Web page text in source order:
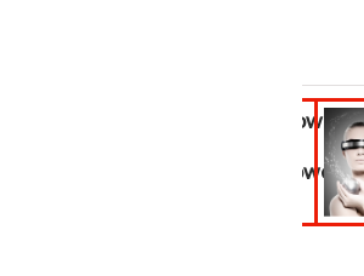
Odwirusowanie
internetowej...